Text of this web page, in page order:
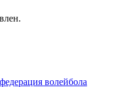
волейбола